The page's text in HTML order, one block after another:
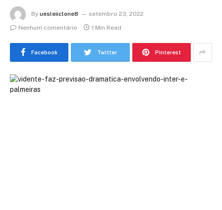
By uesleiiclone8
setembro 23, 2022
Nenhum comentário
1 Min Read
Facebook Twitter Pinterest